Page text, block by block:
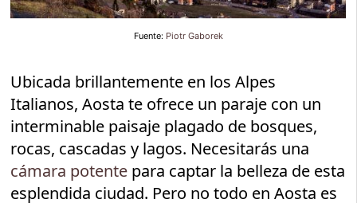
Fuente: Piotr Gaborek
Ubicada brillantemente en los Alpes
Italianos, Aosta te ofrece un paraje con un
interminable paisaje plagado de bosques,
rocas, cascadas y lagos. Necesitarás una
cámara potente para captar la belleza de esta
esplendida ciudad. Pero no todo en Aosta es